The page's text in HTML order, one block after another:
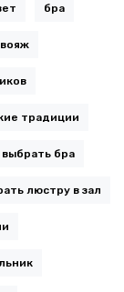
бра
традиции
выбрать бра
люстру в зал